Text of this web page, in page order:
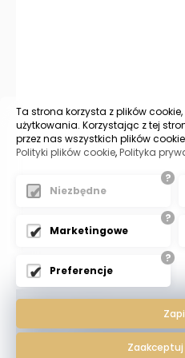
© 2023 - Kancelaria
Banasik
Kancelaria do sprawy o
Ta strona korzysta z plików
użytkowania. Korzystając z tej
przez nas wszystkich plików
Polityki plików cookie,Polityka
?
Niezbędne
?
Marketingowe
?
Preferencje